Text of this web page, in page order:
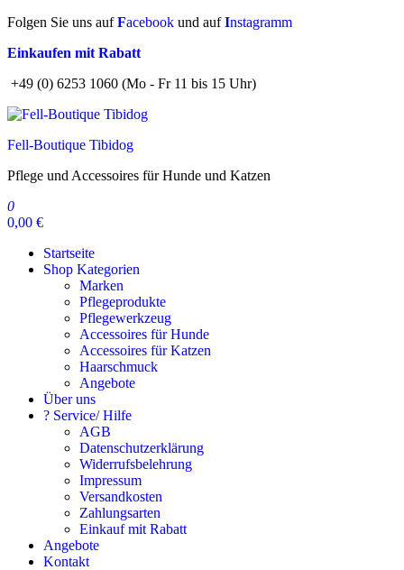
Zum
springen
Folgen Sie uns aufFacebook und aufInstagramm
Einkaufen mit Rabatt
+49 (0) 6253 1060 (Mo - Fr 11 bis 15 Uhr)
Fell-Boutique Tibidog
Pflege und Accessoires für Hunde und Katzen
0
0,00 €
Startseite
Shop Kategorien
Marken
Pflegeprodukte
Pflegewerkzeug
Accessoires für Hunde
Accessoires für Katzen
Haarschmuck
Angebote
Über uns
? Service/ Hilfe
AGB
Datenschutzerklärung
Widerrufsbelehrung
Impressum
Versandkosten
Zahlungsarten
Einkauf mit Rabatt
Angebote
Kontakt